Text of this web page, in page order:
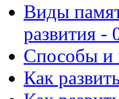
Виды
развития -
Способы и
Как